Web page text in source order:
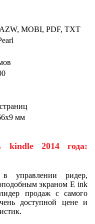
MOBI, PDF, TXT
мм
kindle 2014 года:
управлении ридер,
экраном E ink
продаж с самого
доступной цене и